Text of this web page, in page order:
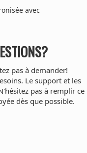
avec
pas à demander!
Le support et les
pas à remplir ce
dès que possible.